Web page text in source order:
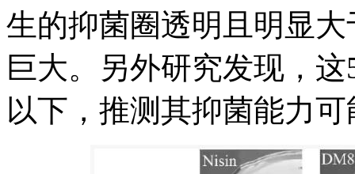
生的抑菌圈透明且明显
巨大。另外研究发现，
以下，推测其抑菌能力